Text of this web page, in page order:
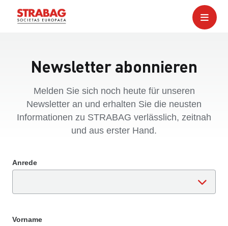
Newsletter abonnieren
Melden Sie sich noch heute für unseren
Newsletter an und erhalten Sie die neusten
Informationen zu STRABAG verlässlich, zeitnah
und aus erster Hand.
Anrede
Vorname